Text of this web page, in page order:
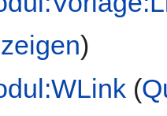
)
(